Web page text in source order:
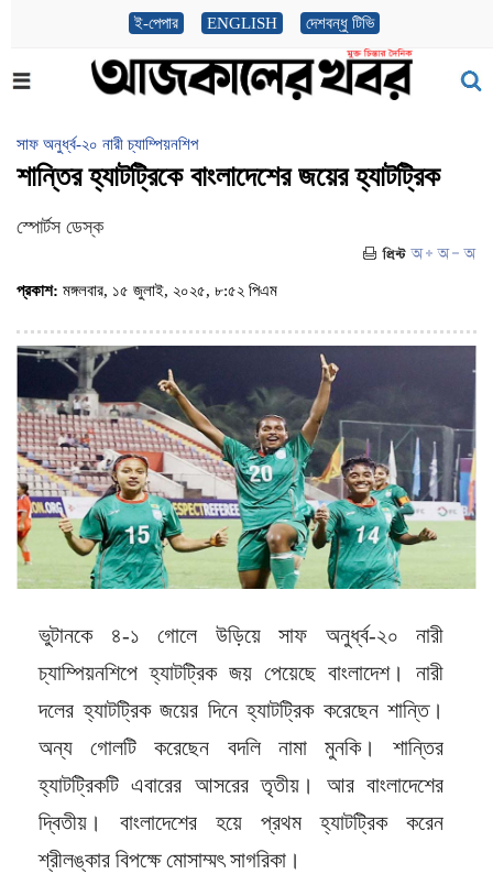
ই-পেপার ENGLISH দেশবন্ধু টিভি
সাফ অনুর্ধ্ব-২০ নারী চ্যাম্পিয়নশিপ
শান্তির হ্যাটট্রিকে বাংলাদেশের জয়ের হ্যাটট্রিক
স্পোর্টস ডেস্ক
প্রকাশ: মঙ্গলবার, ১৫ জুলাই, ২০২৫, ৮:৫২ পিএম
ভুটানকে ৪-১ গোলে উড়িয়ে সাফ অনুর্ধ্ব-২০ নারী
চ্যাম্পিয়নশিপে হ্যাটট্রিক জয় পেয়েছে বাংলাদেশ। নারী
দলের হ্যাটট্রিক জয়ের দিনে হ্যাটট্রিক করেছেন শান্তি।
অন্য গোলটি করেছেন বদলি নামা মুনকি। শান্তির
হ্যাটট্রিকটি এবারের আসরের তৃতীয়। আর বাংলাদেশের
দ্বিতীয়। বাংলাদেশের হয়ে প্রথম হ্যাটট্রিক করেন
শ্রীলঙ্কার বিপক্ষে মোসাম্মৎ সাগরিকা।